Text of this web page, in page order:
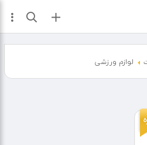
ثبت آگهی
لوازم ورزشی